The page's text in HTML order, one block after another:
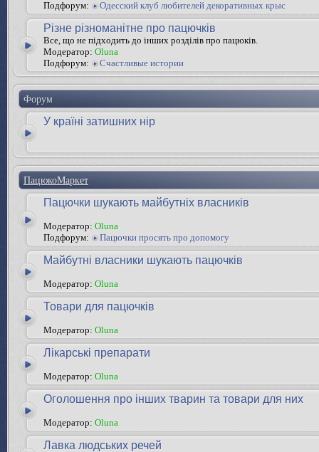
Подфорум:
Одесский клуб любителей декоративных крыс
Різне різноманітне про пацючків
Все, що не підходить до інших розділів про пацюків.
Модератор: Oluna
Подфорум:
Счастливые истории
Форум
У країні затишних нір
ПацюкоМаркет
Пацючки шукають майбутніх власників
Модератор: Oluna
Подфорум:
Пацючки просять про допомогу
Майбутні власники шукають пацючків
Модератор: Oluna
Товари для пацючків
Модератор: Oluna
Лікарські препарати
Модератор: Oluna
Оголошення про інших тварин та товари для них
Модератор: Oluna
Лавка людських речей